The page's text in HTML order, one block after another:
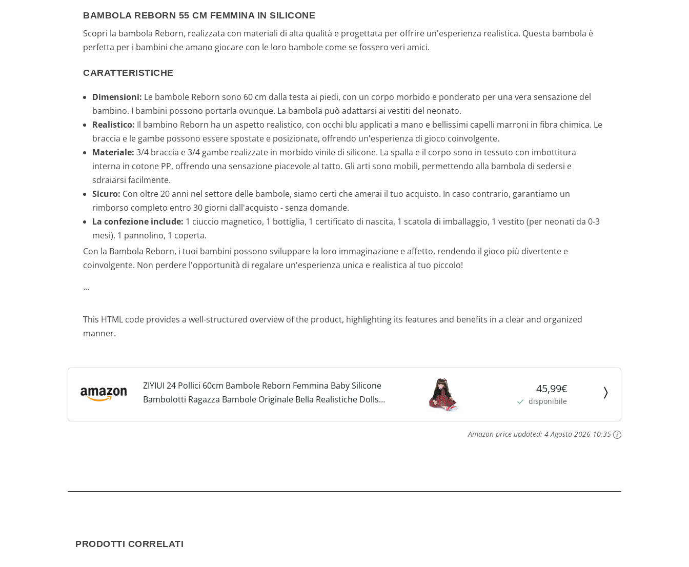
BAMBOLA REBORN 55 CM FEMMINA IN SILICONE
Scopri la bambola Reborn, realizzata con materiali di alta qualità e progettata per offrire un'esperienza realistica. Questa bambola è
perfetta per i bambini che amano giocare con le loro bambole come se fossero veri amici.
CARATTERISTICHE
Dimensioni: Le bambole Reborn sono 60 cm dalla testa ai piedi, con un corpo morbido e ponderato per una vera sensazione del
bambino. I bambini possono portarla ovunque. La bambola può adattarsi ai vestiti del neonato.
Realistico: Il bambino Reborn ha un aspetto realistico, con occhi blu applicati a mano e bellissimi capelli marroni in fibra chimica. Le
braccia e le gambe possono essere spostate e posizionate, offrendo un'esperienza di gioco coinvolgente.
Materiale: 3/4 braccia e 3/4 gambe realizzate in morbido vinile di silicone. La spalla e il corpo sono in tessuto con imbottitura
interna in cotone PP, offrendo una sensazione piacevole al tatto. Gli arti sono mobili, permettendo alla bambola di sedersi e
sdraiarsi facilmente.
Sicuro: Con oltre 20 anni nel settore delle bambole, siamo certi che amerai il tuo acquisto. In caso contrario, garantiamo un
rimborso completo entro 30 giorni dall'acquisto - senza domande.
La confezione include: 1 ciuccio magnetico, 1 bottiglia, 1 certificato di nascita, 1 scatola di imballaggio, 1 vestito (per neonati da 0-3
mesi), 1 pannolino, 1 coperta.
Con la Bambola Reborn, i tuoi bambini possono sviluppare la loro immaginazione e affetto, rendendo il gioco più divertente e
coinvolgente. Non perdere l'opportunità di regalare un'esperienza unica e realistica al tuo piccolo!
```
This HTML code provides a well-structured overview of the product, highlighting its features and benefits in a clear and organized
manner.
ZIYIUI 24 Pollici 60cm Bambole Reborn Femmina Baby Silicone
Bambolotti Ragazza Bambole Originale Bella Realistiche Dolls
45,99€
disponibile
Amazon price updated: 4 Agosto 2026 10:35
PRODOTTI CORRELATI